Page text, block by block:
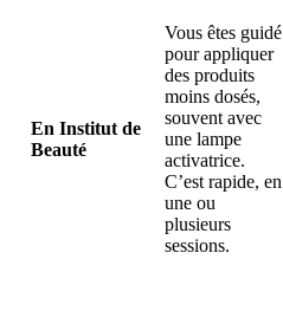
En Institut de
Beauté
Vous êtes guidé
pour appliquer
des produits
moins dosés,
souvent avec
une lampe
activatrice.
C’est rapide, en
une ou
plusieurs
sessions.